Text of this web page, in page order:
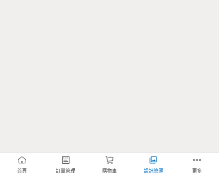
首頁 訂單管理 購物車 設計總匯 更多